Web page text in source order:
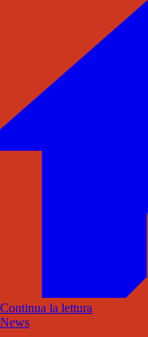
Continua la lettura
News